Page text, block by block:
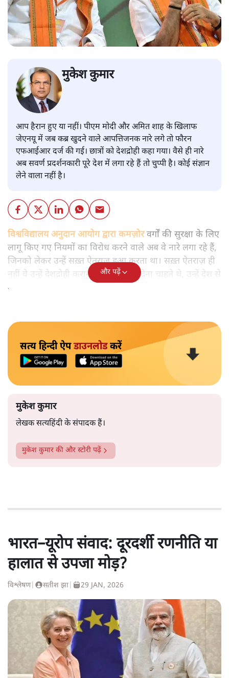
मुकेश कुमार
आप हैरान हुए या नहीं। पीएम मोदी और अमित शाह के खिलाफ
जेएनयू में जब कब्र खुदने वाले आपत्तिजनक नारे लगे तो फौरन
एफआईआर दर्ज की गई। छात्रों को देशद्रोही कहा गया। वैसे ही नारे
अब सवर्ण प्रदर्शनकारी पूरे देश में लगा रहे हैं तो चुप्पी है। कोई संज्ञान
लेने वाला नहीं है।
विश्वविद्यालय अनुदान आयोग द्वारा कमज़ोरवर्गों की सुरक्षा के लिए
लागू किए गए नियमों का विरोध करने वाले अब वे नारे लगा रहे हैं,
जिनको लेकर उन्हें सख़्त ऐतराज़ हुआ करता था। सख़्त ऐतराज़ ही
नहीं वे उन्हें देशद्रोही करार देकर जेल भेज देना चाहते थे, उन्हें देश से
बाहर चले जाने को कह रहे थे।
और पढ़ें
सत्य हिन्दी ऐपडाउनलोडकरें
मुकेश कुमार
लेखक सत्यहिंदी के संपादक हैं।
मुकेश कुमार की और स्टोरी पढ़ें
भारत–यूरोप संवाद: दूरदर्शी रणनीति या
हालात से उपजा मोड़?
विश्लेषण| सतीश झा 29 JAN, 2026